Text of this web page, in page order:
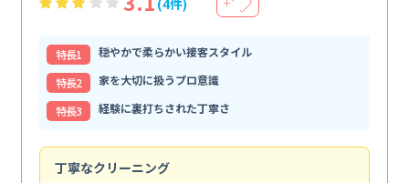
(4件)
特⻑1
穏やかで柔らかい接客スタイル
特⻑2
家を大切に扱うプロ意識
特⻑3
経験に裏打ちされた丁寧さ
丁寧なクリーニング